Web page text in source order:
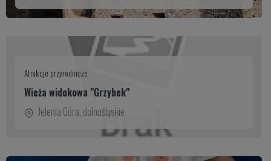
Atrakcje przyrodnicze
Wieża widokowa "Grzybek"
Jelenia Góra, dolnośląskie